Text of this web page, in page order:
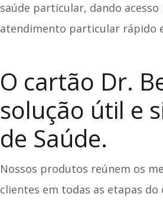
saúde particular, dando
atendimento particular rápido
O cartão Dr.
solução útil e
de Saúde.
Nossos produtos reúnem os
clientes em todas as etapas do